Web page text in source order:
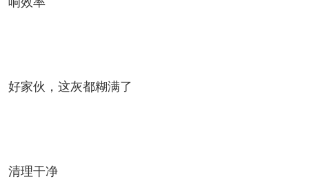
好家伙，这灰都糊满了
清理干净